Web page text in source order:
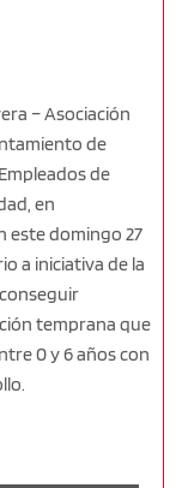
– Asociación
de
de
en
este domingo 27
a iniciativa de la
temprana que
0 y 6 años con